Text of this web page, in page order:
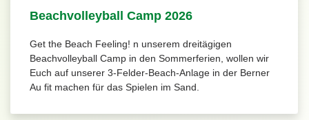
Beachvolleyball Camp 2026
Get the Beach Feeling! n unserem dreitägigen
Beachvolleyball Camp in den Sommerferien, wollen wir
Euch auf unserer 3-Felder-Beach-Anlage in der Berner
Au fit machen für das Spielen im Sand.